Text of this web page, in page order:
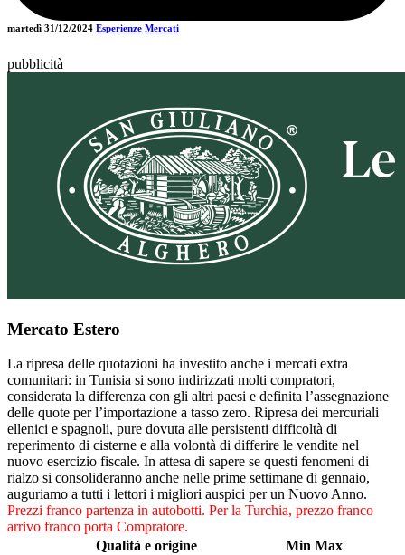
martedì 31/12/2024 Esperienze Mercati
pubblicità
Mercato Estero
La ripresa delle quotazioni ha investito anche i mercati extra
comunitari: in Tunisia si sono indirizzati molti compratori,
considerata la differenza con gli altri paesi e definita l’assegnazione
delle quote per l’importazione a tasso zero. Ripresa dei mercuriali
ellenici e spagnoli, pure dovuta alle persistenti difficoltà di
reperimento di cisterne e alla volontà di differire le vendite nel
nuovo esercizio fiscale. In attesa di sapere se questi fenomeni di
rialzo si consolideranno anche nelle prime settimane di gennaio,
auguriamo a tutti i lettori i migliori auspici per un Nuovo Anno.
Prezzi franco partenza in autobotti. Per la Turchia, prezzo franco
arrivo franco porta Compratore.
Qualità e origine
Min Max